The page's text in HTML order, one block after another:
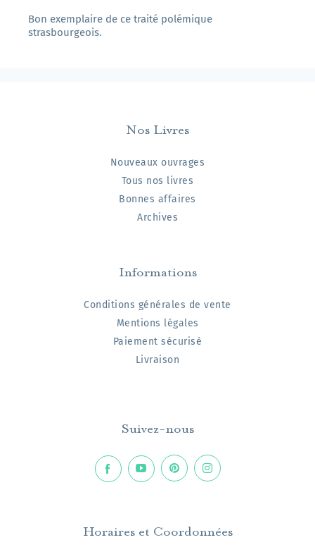
Bon exemplaire de ce traité polémique
strasbourgeois.
Nos Livres
Nouveaux ouvrages
Tous nos livres
Bonnes affaires
Archives
Informations
Conditions générales de vente
Mentions légales
Paiement sécurisé
Livraison
Suivez-nous
Horaires et Coordonnées